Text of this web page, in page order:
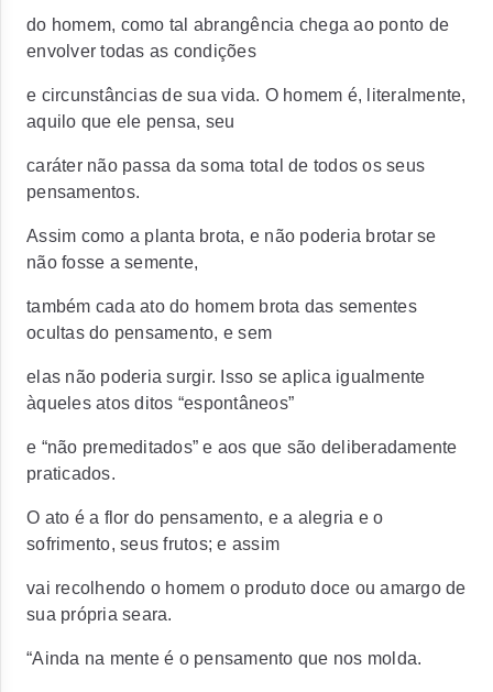
do homem, como tal abrangência chega ao ponto de
envolver todas as condições
e circunstâncias de sua vida. O homem é, literalmente,
aquilo que ele pensa, seu
caráter não passa da soma total de todos os seus
pensamentos.
Assim como a planta brota, e não poderia brotar se
não fosse a semente,
também cada ato do homem brota das sementes
ocultas do pensamento, e sem
elas não poderia surgir. Isso se aplica igualmente
àqueles atos ditos “espontâneos”
e “não premeditados” e aos que são deliberadamente
praticados.
O ato é a flor do pensamento, e a alegria e o
sofrimento, seus frutos; e assim
vai recolhendo o homem o produto doce ou amargo de
sua própria seara.
“Ainda na mente é o pensamento que nos molda.